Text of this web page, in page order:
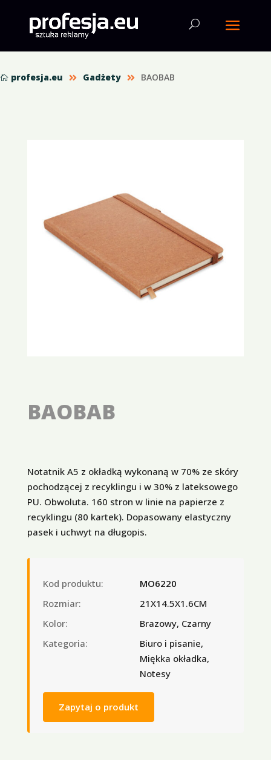
 profesja.eu  Gadżety  BAOBAB
BAOBAB
Notatnik A5 z okładką wykonaną w 70% ze skóry
pochodzącej z recyklingu i w 30% z lateksowego
PU. Obwoluta. 160 stron w linie na papierze z
recyklingu (80 kartek). Dopasowany elastyczny
pasek i uchwyt na długopis.
Kod produktu:
MO6220
Rozmiar:
21X14.5X1.6CM
Kolor:
Brazowy, Czarny
Kategoria:
Biuro i pisanie,
Miękka okładka,
Notesy
Zapytaj o produkt